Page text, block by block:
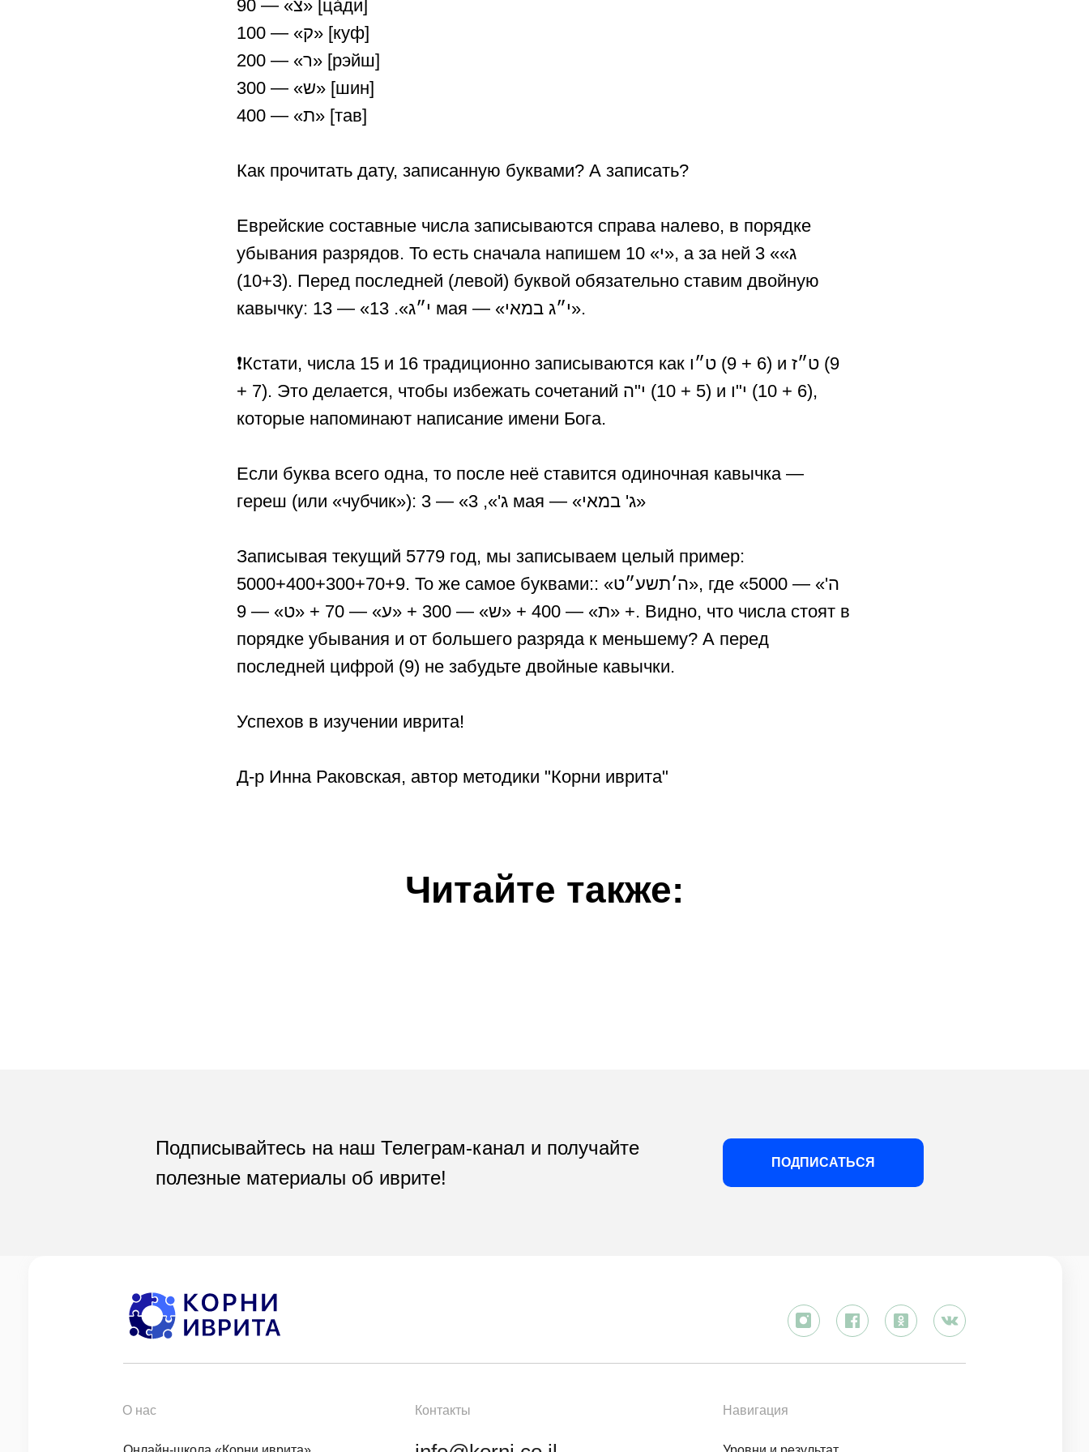
90 — «צ» [ца́ди]
100 — «ק» [куф]
200 — «ר» [рэйш]
300 — «ש» [шин]
400 — «ת» [тав]
Как прочитать дату, записанную буквами? А записать?
Еврейские составные числа записываются справа налево, в порядке
убывания разрядов. То есть сначала напишем 10 «י», а за ней 3 «ג»
(10+3). Перед последней (левой) буквой обязательно ставим двойную
кавычку: 13 — «י״ג». 13 мая — «י״ג במאי».
❗Кстати, числа 15 и 16 традиционно записываются как ‏ט״ו‏‎ (9 + 6) и ‏ט״ז‏‎ (9
+ 7). Это делается, чтобы избежать сочетаний ‏י"ה‏‎ (10 + 5) и ‏י"ו‏‎ (10 + 6)‬,
которые напоминают написание имени Бога.
Если буква всего одна, то после неё ставится одиночная кавычка —
гереш (или «чубчик»): 3 — «ג'», 3 мая — «ג' במאי»
Записывая текущий 5779 год, мы записываем целый пример:
5000+400+300+70+9. То же самое буквами:: «ה׳תשע״ט», где «ה'» — 5000
+ «ת» — 400 + «ש» — 300 + «ע» — 70 + «ט» — 9. Видно, что числа стоят в
порядке убывания и от большего разряда к меньшему? А перед
последней цифрой (9) не забудьте двойные кавычки.
Успехов в изучении иврита!
Д-р Инна Раковская, автор методики "Корни иврита"
Читайте также:
Подписывайтесь на наш Телеграм-канал и получайте
полезные материалы об иврите!
ПОДПИСАТЬСЯ
О нас Контакты Навигация